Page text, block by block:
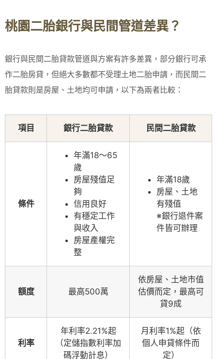
桃園二胎銀行與民間管道差異？
銀行與民間二胎貸款管道與方案有許多差異，部分銀行可承
作二胎房貸，但絕大多數都不受理土地二胎申請，而民間二
胎貸款則是房屋、土地均可申請，以下為兩者比較：
項目 銀行二胎貸款 民間二胎貸款
條件
年滿18～65
歲
房屋殘值足
夠
信用良好
有穩定工作
與收入
房屋產權完
整
年滿18歲
房屋、土地
有殘值
※銀行退件案
件皆可辦理
額度 最高500萬
依房屋、土地市值
估價而定，最高可
貸9成
利率
年利率2.21%起
（定儲指數利率加
碼浮動計息）
月利率1%起（依
個人申貸條件而
定）